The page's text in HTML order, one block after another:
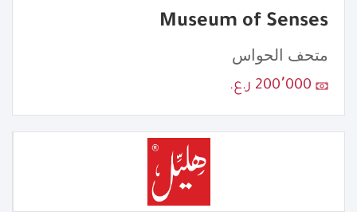
Museum of Senses
متحف الحواس
200٬000 ر.ع.